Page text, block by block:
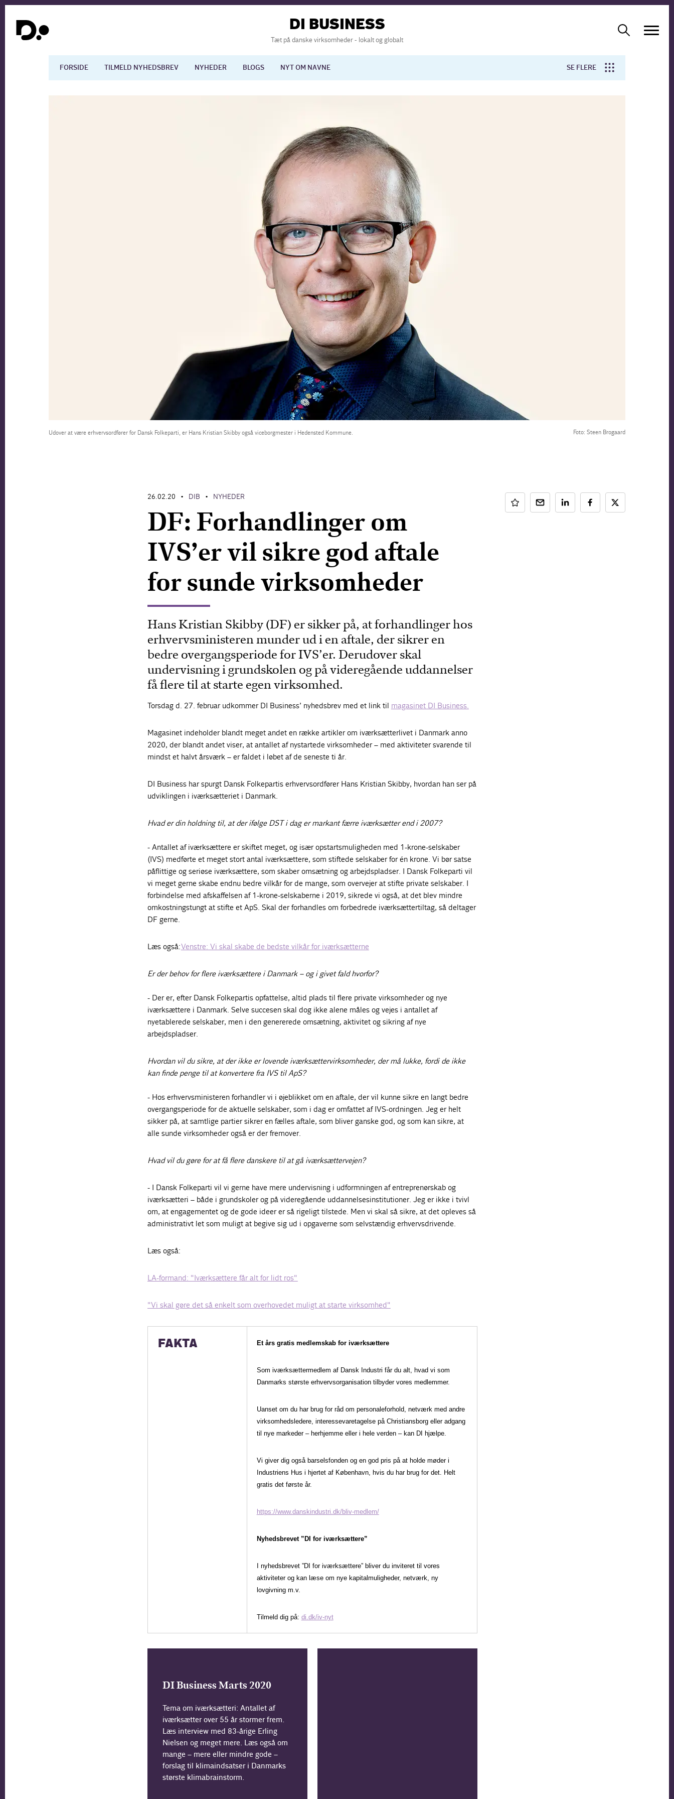
DI BUSINESS
Tæt på danske virksomheder - lokalt og globalt
FORSIDE TILMELD NYHEDSBREV NYHEDER BLOGS NYT OM NAVNE SE FLERE
Europapolitik
Udover at være erhvervsordfører for Dansk Folkeparti, er Hans Kristian Skibby også viceborgmester i Hedensted Kommune. Foto: Steen Brogaard
26.02.20 • DIB • NYHEDER
DF: Forhandlinger om
IVS’er vil sikre god aftale
for sunde virksomheder
Hans Kristian Skibby (DF) er sikker på, at forhandlinger hos
erhvervsministeren munder ud i en aftale, der sikrer en
bedre overgangsperiode for IVS’er. Derudover skal
undervisning i grundskolen og på videregående uddannelser
få flere til at starte egen virksomhed.
Torsdag d. 27. februar udkommer DI Business’ nyhedsbrev med et link til magasinet DI Business.
Magasinet indeholder blandt meget andet en række artikler om iværksætterlivet i Danmark anno
2020, der blandt andet viser, at antallet af nystartede virksomheder – med aktiviteter svarende til
mindst et halvt årsværk – er faldet i løbet af de seneste ti år.
DI Business har spurgt Dansk Folkepartis erhvervsordfører Hans Kristian Skibby, hvordan han ser på
udviklingen i iværksætteriet i Danmark.
Hvad er din holdning til, at der ifølge DST i dag er markant færre iværksætter end i 2007?
- Antallet af iværksættere er skiftet meget, og især opstartsmuligheden med 1-krone-selskaber
(IVS) medførte et meget stort antal iværksættere, som stiftede selskaber for én krone. Vi bør satse
påflittige og seriøse iværksættere, som skaber omsætning og arbejdspladser. I Dansk Folkeparti vil
vi meget gerne skabe endnu bedre vilkår for de mange, som overvejer at stifte private selskaber. I
forbindelse med afskaffelsen af 1-krone-selskaberne i 2019, sikrede vi også, at det blev mindre
omkostningstungt at stifte et ApS. Skal der forhandles om forbedrede iværksættertiltag, så deltager
DF gerne.
Læs også:Venstre: Vi skal skabe de bedste vilkår for iværksætterne
Er der behov for flere iværksættere i Danmark – og i givet fald hvorfor?
- Der er, efter Dansk Folkepartis opfattelse, altid plads til flere private virksomheder og nye
iværksættere i Danmark. Selve succesen skal dog ikke alene måles og vejes i antallet af
nyetablerede selskaber, men i den genererede omsætning, aktivitet og sikring af nye
arbejdspladser.
Hvordan vil du sikre, at der ikke er lovende iværksættervirksomheder, der må lukke, fordi de ikke
kan finde penge til at konvertere fra IVS til ApS?
- Hos erhvervsministeren forhandler vi i øjeblikket om en aftale, der vil kunne sikre en langt bedre
overgangsperiode for de aktuelle selskaber, som i dag er omfattet af IVS-ordningen. Jeg er helt
sikker på, at samtlige partier sikrer en fælles aftale, som bliver ganske god, og som kan sikre, at
alle sunde virksomheder også er der fremover.
Hvad vil du gøre for at få flere danskere til at gå iværksættervejen?
- I Dansk Folkeparti vil vi gerne have mere undervisning i udformningen af entreprenørskab og
iværksætteri – både i grundskoler og på videregående uddannelsesinstitutioner. Jeg er ikke i tvivl
om, at engagementet og de gode ideer er så rigeligt tilstede. Men vi skal så sikre, at det opleves så
administrativt let som muligt at begive sig ud i opgaverne som selvstændig erhvervsdrivende.
Læs også:
LA-formand: "Iværksættere får alt for lidt ros"
"Vi skal gøre det så enkelt som overhovedet muligt at starte virksomhed"
FAKTA Et års gratis medlemskab for iværksættere
Som iværksættermedlem af Dansk Industri får du alt, hvad vi som
Danmarks største erhvervsorganisation tilbyder vores medlemmer.
Uanset om du har brug for råd om personaleforhold, netværk med andre
virksomhedsledere, interessevaretagelse på Christiansborg eller adgang
til nye markeder – herhjemme eller i hele verden – kan DI hjælpe.
Vi giver dig også barselsfonden og en god pris på at holde møder i
Industriens Hus i hjertet af København, hvis du har brug for det. Helt
gratis det første år.
https://www.danskindustri.dk/bliv-medlem/
Nyhedsbrevet ”DI for iværksættere”
I nyhedsbrevet ”DI for iværksættere” bliver du inviteret til vores
aktiviteter og kan læse om nye kapitalmuligheder, netværk, ny
lovgivning m.v.
Tilmeld dig på: di.dk/iv-nyt
DI Business Marts 2020
Tema om iværksætteri: Antallet af
iværksætter over 55 år stormer frem.
Læs interview med 83-årige Erling
Nielsen og meget mere. Læs også om
mange – mere eller mindre gode –
forslag til klimaindsatser i Danmarks
største klimabrainstorm.